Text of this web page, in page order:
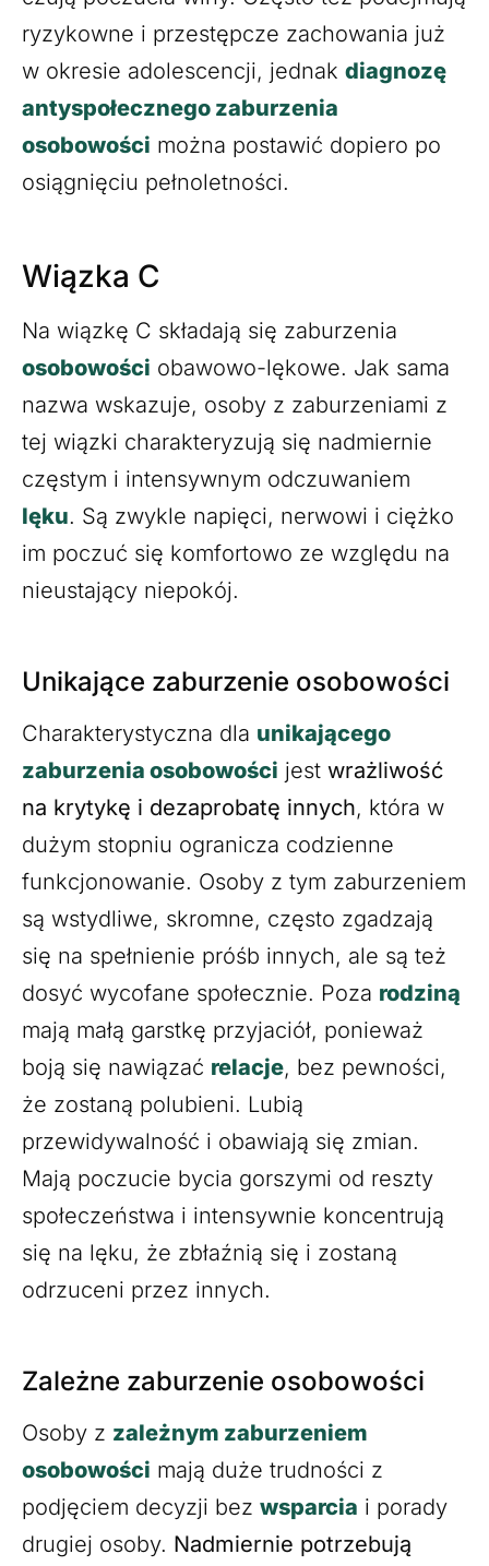
ryzykowne i przestępcze zachowania już
w okresie adolescencji, jednak diagnozę
antyspołecznego zaburzenia
osobowości można postawić dopiero po
osiągnięciu pełnoletności.
Wiązka C
Na wiązkę C składają się zaburzenia
osobowości obawowo-lękowe. Jak sama
nazwa wskazuje, osoby z zaburzeniami z
tej wiązki charakteryzują się nadmiernie
częstym i intensywnym odczuwaniem
lęku. Są zwykle napięci, nerwowi i ciężko
im poczuć się komfortowo ze względu na
nieustający niepokój.
Unikające zaburzenie osobowości
Charakterystyczna dla unikającego
zaburzenia osobowości jest wrażliwość
na krytykę i dezaprobatę innych, która w
dużym stopniu ogranicza codzienne
funkcjonowanie. Osoby z tym zaburzeniem
są wstydliwe, skromne, często zgadzają
się na spełnienie próśb innych, ale są też
dosyć wycofane społecznie. Poza rodziną
mają małą garstkę przyjaciół, ponieważ
boją się nawiązać relacje, bez pewności,
że zostaną polubieni. Lubią
przewidywalność i obawiają się zmian.
Mają poczucie bycia gorszymi od reszty
społeczeństwa i intensywnie koncentrują
się na lęku, że zbłaźnią się i zostaną
odrzuceni przez innych.
Zależne zaburzenie osobowości
Osoby z zależnym zaburzeniem
osobowości mają duże trudności z
podjęciem decyzji bez wsparcia i porady
drugiej osoby. Nadmiernie potrzebują